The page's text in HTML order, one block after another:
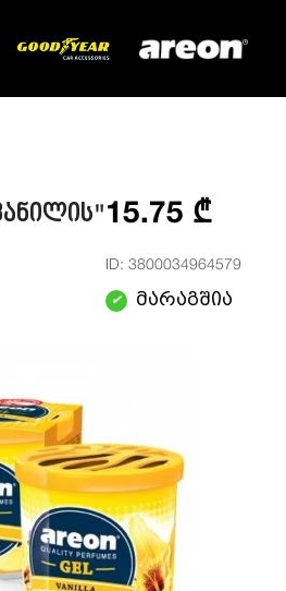
15.75 ₾
ID: 3800034964579
✔ მარაგშია